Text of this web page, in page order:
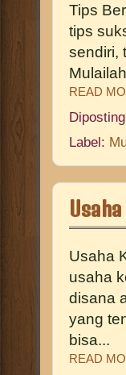
Tips
tips
sendiri,
READ
Label:
Usaha
usaha
disana
yang
bisa...
READ